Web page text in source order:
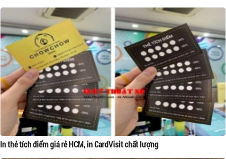
In thẻ tích điểm giá rẻ HCM, in CardVisit chất lượng